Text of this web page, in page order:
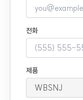
전화
제품